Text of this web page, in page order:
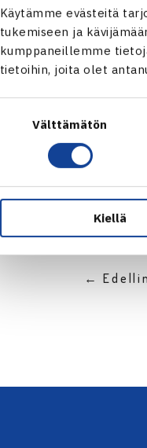
Käytämme evästeitä
tukemiseen ja
kumppaneillemme
tietoihin, joita olet
Välttämätön
Kiellä
Jaa:
←